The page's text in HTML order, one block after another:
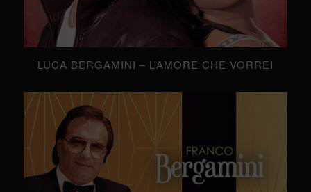
LUCA BERGAMINI – L’AMORE CHE VORREI